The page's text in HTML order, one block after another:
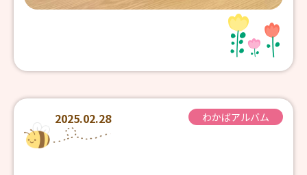
2025.02.28 わかばアルバム